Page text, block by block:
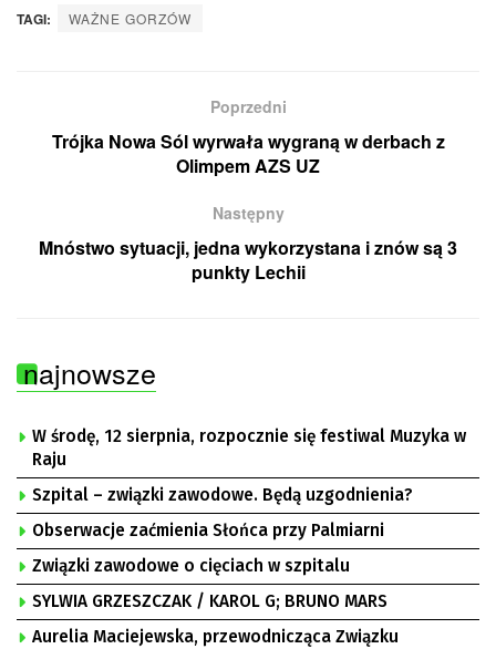
TAGI: WAŻNE GORZÓW
Poprzedni
Trójka Nowa Sól wyrwała wygraną w derbach z
Olimpem AZS UZ
Następny
Mnóstwo sytuacji, jedna wykorzystana i znów są 3
punkty Lechii
najnowsze
W środę, 12 sierpnia, rozpocznie się festiwal Muzyka w
Raju
Szpital – związki zawodowe. Będą uzgodnienia?
Obserwacje zaćmienia Słońca przy Palmiarni
Związki zawodowe o cięciach w szpitalu
SYLWIA GRZESZCZAK / KAROL G; BRUNO MARS
Aurelia Maciejewska, przewodnicząca Związku